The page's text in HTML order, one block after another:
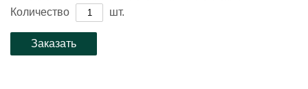
Количество шт.